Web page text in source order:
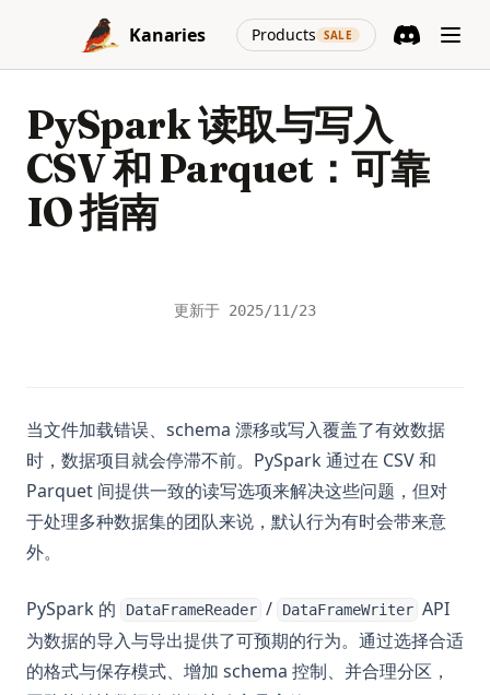
Skip to content
Kanaries
Products SALE
(opens in a
PySpark 读取与写入
CSV 和 Parquet：可靠
IO 指南
更新于 2025/11/23
当文件加载错误、schema 漂移或写入覆盖了有效数据
时，数据项目就会停滞不前。PySpark 通过在 CSV 和
Parquet 间提供一致的读写选项来解决这些问题，但对
于处理多种数据集的团队来说，默认行为有时会带来意
外。
PySpark 的 DataFrameReader / DataFrameWriter API
为数据的导入与导出提供了可预期的行为。通过选择合适
的格式与保存模式、增加 schema 控制、并合理分区，